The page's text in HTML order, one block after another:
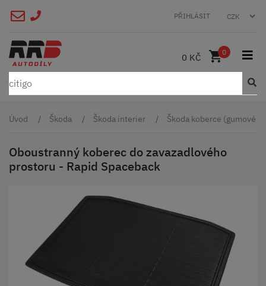
PŘIHLÁSIT
0 KČ 0
Úvod Škoda Škoda interier Škoda koberce (gumové
Oboustranný koberec do zavazadlového
prostoru - Rapid Spaceback